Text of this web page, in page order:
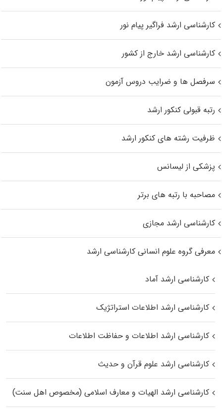
کارشناسی ارشد فراگیر پیام نور
کارشناسی ارشد خارج از کشور
سرفصل ها و ضرایب دروس آزمون
رتبه قبولی کنکور ارشد
ظرفیت رشته های کنکور ارشد
پزشکی از لیسانس
مصاحبه با رتبه های برتر
کارشناسی ارشد مجازی
معرفی گروه علوم انسانی کارشناسی ارشد
کارشناسی ارشد آماد
کارشناسی ارشد اطلاعات استراتژیک
کارشناسی ارشد اطلاعات و حفاظت اطلاعات
کارشناسی ارشد علوم قرآن و حدیث
کارشناسی ارشد الهیات و معارف اسلامی (مخصوص اهل سنت)